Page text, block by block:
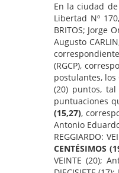
En la ciudad
Libertad Nº
BRITOS; Jorge
Augusto
(RGCP),
postulantes,
(20) puntos,
puntuaciones
(15,27),
Antonio Eduardo
REGGIARDO:
CENTÉSIMOS
VEINTE (20);